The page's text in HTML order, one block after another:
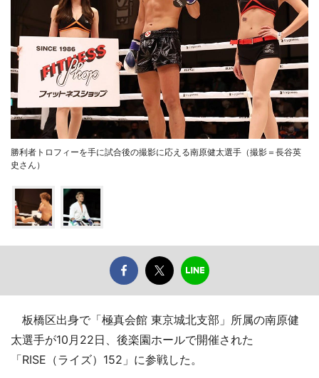
勝利者トロフィーを手に試合後の撮影に応える南原健太選手（撮影＝長谷英
史さん）
板橋区出身で「極真会館 東京城北支部」所属の南原健
太選手が10月22日、後楽園ホールで開催された
「RISE（ライズ）152」に参戦した。